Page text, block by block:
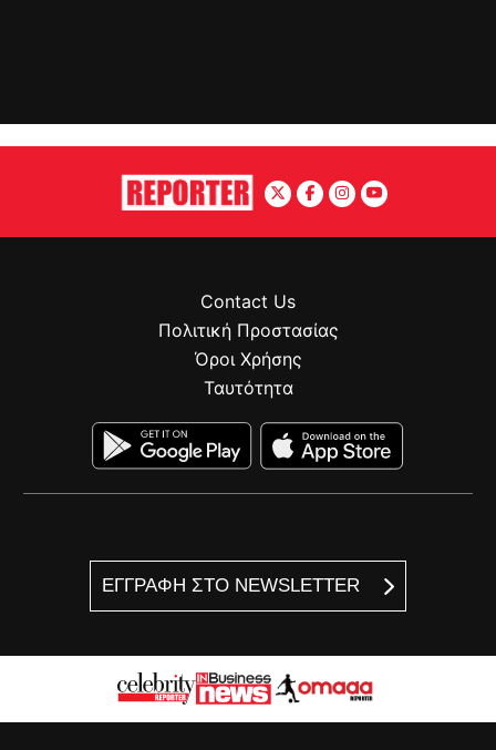
ΕΓΓΡΑΦΗ ΣΤΟ NEWSLETTER
Contact Us
Πολιτική Προστασίας
Όροι Χρήσης
Ταυτότητα